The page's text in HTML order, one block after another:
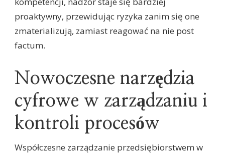
proaktywny, przewidując ryzyka zanim się one
zmaterializują, zamiast reagować na nie post
factum.
Nowoczesne narzędzia
cyfrowe w zarządzaniu i
kontroli procesów
Współczesne zarządzanie przedsiębiorstwem w